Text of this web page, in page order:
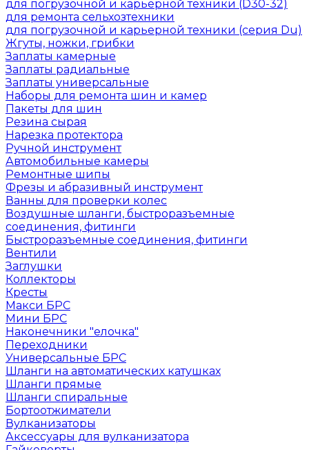
для погрузочной и карьерной техники (D30-32)
для ремонта сельхозтехники
для погрузочной и карьерной техники (серия Du)
Жгуты, ножки, грибки
Заплаты камерные
Заплаты радиальные
Заплаты универсальные
Наборы для ремонта шин и камер
Пакеты для шин
Резина сырая
Нарезка протектора
Ручной инструмент
Автомобильные камеры
Ремонтные шипы
Фрезы и абразивный инструмент
Ванны для проверки колес
Воздушные шланги, быстроразъемные
соединения, фитинги
Быстроразъемные соединения, фитинги
Вентили
Заглушки
Коллекторы
Кресты
Макси БРС
Мини БРС
Наконечники "елочка"
Переходники
Универсальные БРС
Шланги на автоматических катушках
Шланги прямые
Шланги спиральные
Бортоотжиматели
Вулканизаторы
Аксессуары для вулканизатора